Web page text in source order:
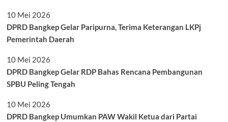
10 Mei 2026
DPRD Bangkep Gelar Paripurna, Terima Keterangan LKPj
Pemerintah Daerah
10 Mei 2026
DPRD Bangkep Gelar RDP Bahas Rencana Pembangunan
SPBU Peling Tengah
10 Mei 2026
DPRD Bangkep Umumkan PAW Wakil Ketua dari Partai